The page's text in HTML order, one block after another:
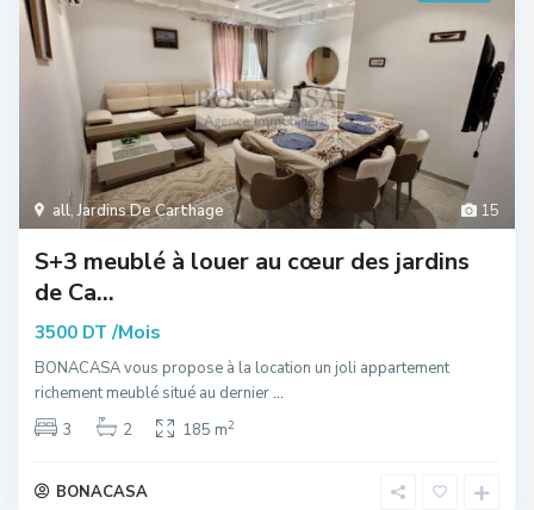
15
all,Jardins De Carthage
S+3 meublé à louer au cœur des jardins
de Ca...
3500 DT/Mois
BONACASA vous propose à la location un joli appartement
richement meublé situé au dernier...
3
2 185 m2
BONACASA